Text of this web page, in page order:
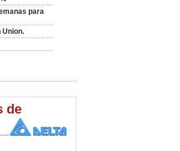
para
Union.
de